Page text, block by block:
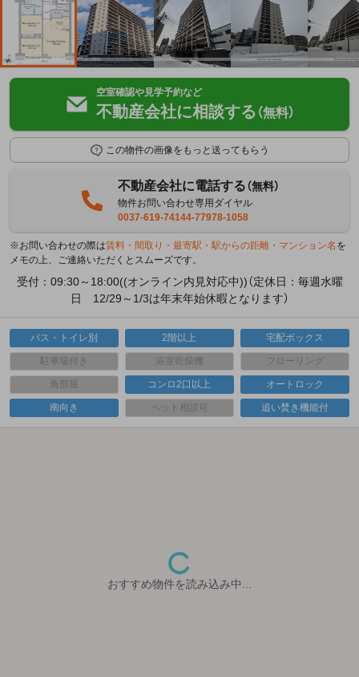
空室確認や見学予約など
不動産会社に相談する （無料）
この物件の画像をもっと送ってもらう
不動産会社に電話する（無料）
物件お問い合わせ専用ダイヤル
0037-619-74144-77978-1058
※お問い合わせの際は賃料・間取り・最寄駅・駅からの距離・マンション名 を
メモの上、ご連絡いただくとスムーズです。
受付：09:30～18:00((オンライン内見対応中))（定休日：毎週水曜
日 12/29～1/3は年末年始休暇となります）
バス・トイレ別 2階以上 宅配ボックス
駐車場付き 浴室乾燥機 フローリング
角部屋 コンロ2口以上 オートロック
南向き ペット相談可 追い焚き機能付
おすすめ物件を読み込み中...